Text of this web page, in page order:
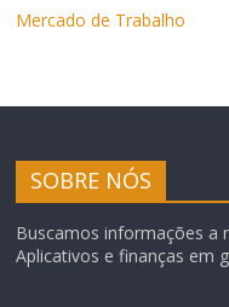
Mercado de Trabalho
SOBRE NÓS
Buscamos informações a
Aplicativos e finanças em